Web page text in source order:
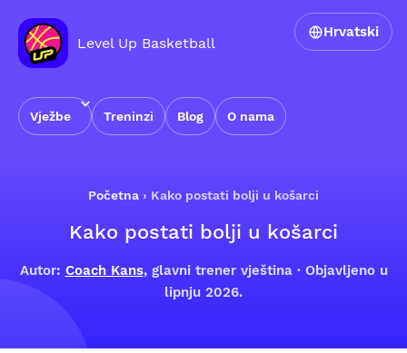
Level Up Basketball
Vježbe Treninzi Blog O nama
Hrvatski
Početna › Kako postati bolji u košarci
Kako postati bolji u košarci
Autor: Coach Kans, glavni trener vještina · Objavljeno u
lipnju 2026.